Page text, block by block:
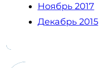
Ноябрь 2017
Декабрь 2015